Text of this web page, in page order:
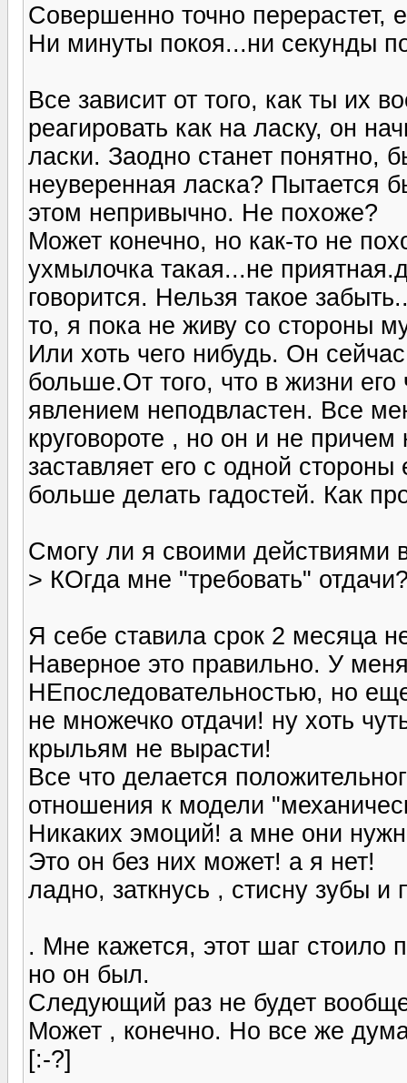
Совершенно точно перерастет,
Ни минуты покоя...ни секунды
Все зависит от того, как ты их
реагировать как на ласку, он
ласки. Заодно станет понятно,
неуверенная ласка? Пытается
этом непривычно. Не похоже?
Может конечно, но как-то не
ухмылочка такая...не
говорится. Нельзя такое
то, я пока не живу со стороны
Или хоть чего нибудь. Он
больше.От того, что в жизни
явлением неподвластен. Все
круговороте , но он и не
заставляет его с одной
больше делать гадостей. Как
Смогу ли я своими действиями
> КОгда мне "требовать"
Я себе ставила срок 2 месяца
Наверное это правильно. У
НЕпоследовательностью, но
не множечко отдачи! ну хоть
крыльям не вырасти!
Все что делается
отношения к модели
Никаких эмоций! а мне они
Это он без них может! а я нет!
ладно, заткнусь , стисну зубы
. Мне кажется, этот шаг
но он был.
Следующий раз не будет
Может , конечно. Но все же
[:-?]